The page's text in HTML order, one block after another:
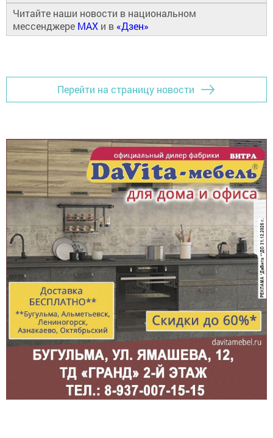
Читайте наши новости в национальном
мессенджере MAX и в «Дзен»
Перейти на страницу новости